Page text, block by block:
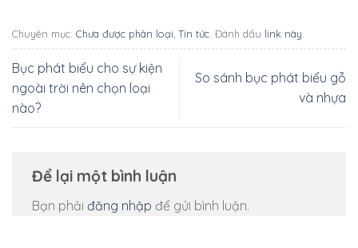
Chuyên mục: Chưa được phân loại Tin tức . Đánh dấu link này
Bục phát biểu cho sự kiện
ngoài trời nên chọn loại
nào?
So sánh bục phát biểu gỗ
và nhựa
Để lại một bình luận
Bạn phải đăng nhập để gửi bình luận.